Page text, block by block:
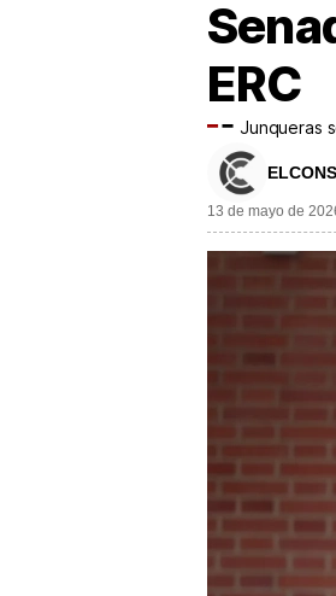
ERC
Junqueras
13 de mayo de